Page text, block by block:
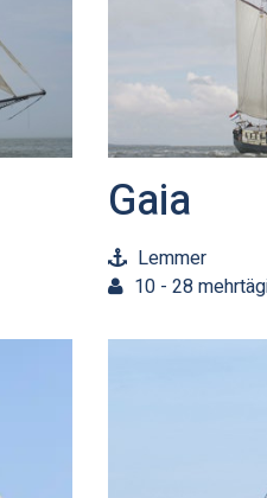
Gaia
Lemmer
10 - 28